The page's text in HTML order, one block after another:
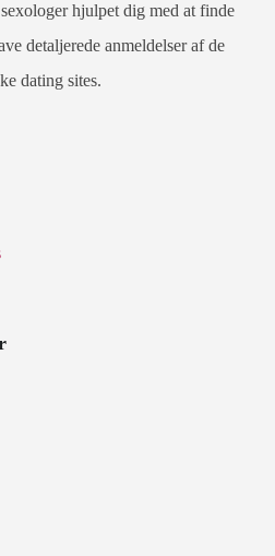
hjulpet dig med at finde
detaljerede anmeldelser af de
dating sites.